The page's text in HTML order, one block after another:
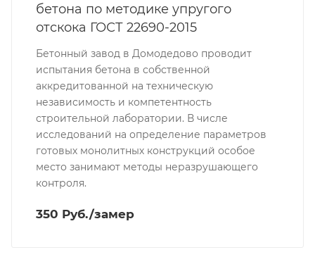
бетона по методике упругого
отскока ГОСТ 22690-2015
Бетонный завод в Домодедово проводит
испытания бетона в собственной
аккредитованной на техническую
независимость и компетентность
строительной лаборатории. В числе
исследований на определение параметров
готовых монолитных конструкций особое
место занимают методы неразрушающего
контроля.
350 Руб./замер